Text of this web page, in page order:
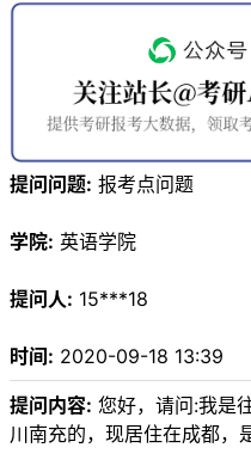
提问问题: 报考点问题
学院: 英语学院
提问人: 15***18
时间: 2020-09-18 13:39
提问内容: 您好，请问:我是
川南充的，现居住在成都，